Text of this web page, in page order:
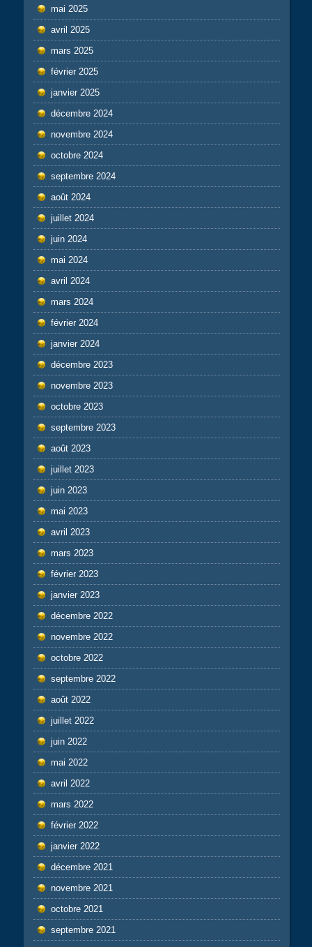
mai 2025
avril 2025
mars 2025
février 2025
janvier 2025
décembre 2024
novembre 2024
octobre 2024
septembre 2024
août 2024
juillet 2024
juin 2024
mai 2024
avril 2024
mars 2024
février 2024
janvier 2024
décembre 2023
novembre 2023
octobre 2023
septembre 2023
août 2023
juillet 2023
juin 2023
mai 2023
avril 2023
mars 2023
février 2023
janvier 2023
décembre 2022
novembre 2022
octobre 2022
septembre 2022
août 2022
juillet 2022
juin 2022
mai 2022
avril 2022
mars 2022
février 2022
janvier 2022
décembre 2021
novembre 2021
octobre 2021
septembre 2021